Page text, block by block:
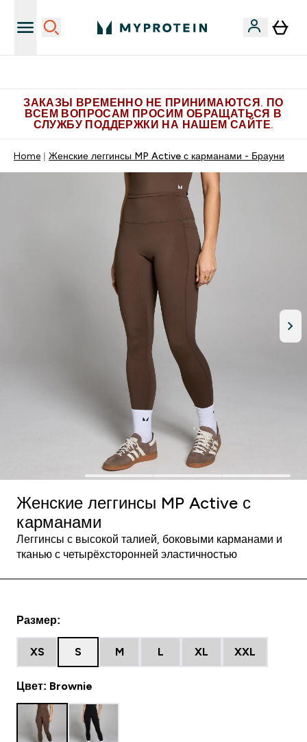
ЗАКАЗЫ ВРЕМЕННО НЕ ПРИНИМАЮТСЯ. ПО
ВСЕМ ВОПРОСАМ ПРОСИМ ОБРАЩАТЬСЯ В
СЛУЖБУ ПОДДЕРЖКИ НА НАШЕМ САЙТЕ.
Home Женские леггинсы MP Active с карманами - Брауни
Женские леггинсы MP Active с
карманами
Леггинсы с высокой талией, боковыми карманами и
тканью с четырёхсторонней эластичностью
Размер:
XS S M L XL XXL
Цвет: Brownie